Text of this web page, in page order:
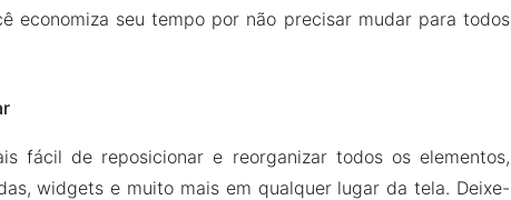
economiza seu tempo por não precisar mudar para todos
fácil de reposicionar e reorganizar todos os elementos,
widgets e muito mais em qualquer lugar da tela. Deixe-